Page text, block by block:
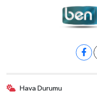
Hava Durumu